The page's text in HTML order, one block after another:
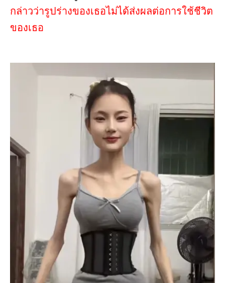
กล่าวว่ารูปร่างของเธอไม่ได้ส่งผลต่อการใช้ชีวิต
ของเธอ